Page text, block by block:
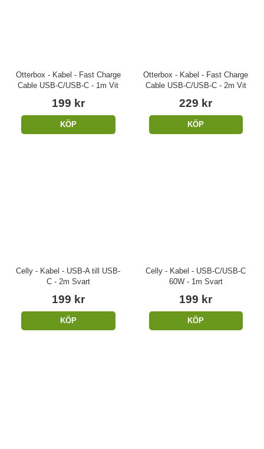
Otterbox - Kabel - Fast Charge
Cable USB-C/USB-C - 1m Vit
199 kr
KÖP
Otterbox - Kabel - Fast Charge
Cable USB-C/USB-C - 2m Vit
229 kr
KÖP
Celly - Kabel - USB-A till USB-
C - 2m Svart
199 kr
KÖP
Celly - Kabel - USB-C/USB-C
60W - 1m Svart
199 kr
KÖP